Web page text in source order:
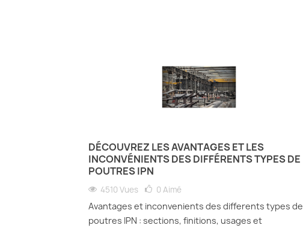
DÉCOUVREZ LES AVANTAGES ET LES
INCONVÉNIENTS DES DIFFÉRENTS TYPES DE
POUTRES IPN
4510 Vues 0 Aimé
Avantages et inconvenients des differents types de
poutres IPN : sections, finitions, usages et